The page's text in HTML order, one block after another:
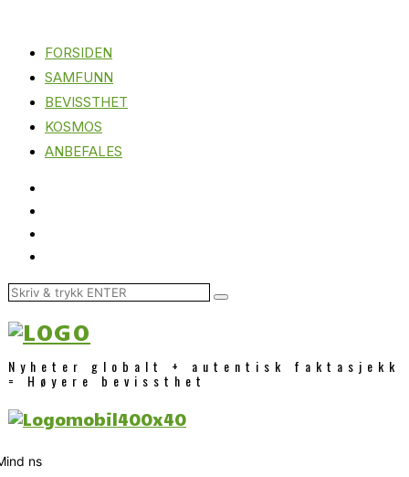
FORSIDEN
SAMFUNN
BEVISSTHET
KOSMOS
ANBEFALES
Nyheter globalt + autentisk faktasjekk
= Høyere bevissthet